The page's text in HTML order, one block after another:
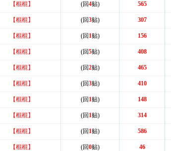
【棍棍】 (回4贴) 565
【棍棍】 (回3贴) 307
【棍棍】 (回 1贴) 156
【棍棍】 (回5贴) 408
【棍棍】 (回2贴) 465
【棍棍】 (回3贴) 410
【棍棍】 (回 1贴) 148
【棍棍】 (回 1贴) 314
【棍棍】 (回 1贴) 586
【棍棍】 (回0贴) 46